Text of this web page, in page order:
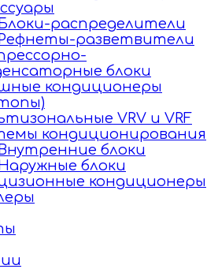
распределители
разветвители
блоки
кондиционеры
VRV и VRF
кондиционирования
блоки
блоки
кондиционеры